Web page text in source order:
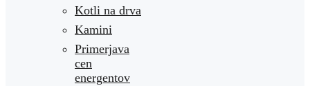
Kotli na drva
Kamini
Primerjava
cen
energentov